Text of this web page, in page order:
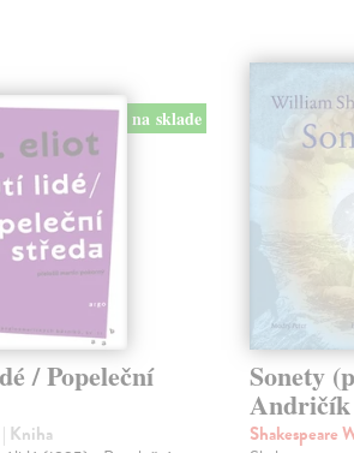
na sklade
/ Popeleční
| Kniha
Sonety
Shakespeare